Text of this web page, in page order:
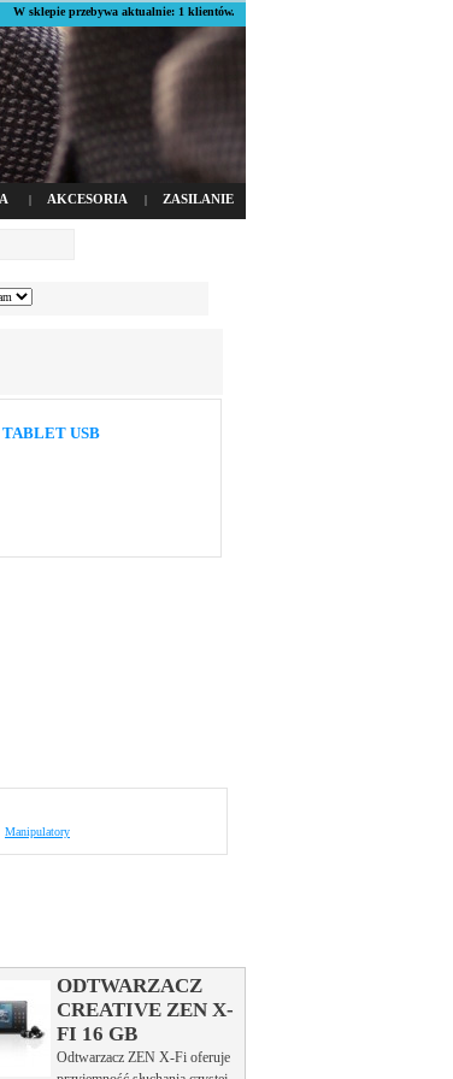
W sklepie przebywa aktualnie: 1 klientów.
| AKCESORIA | ZASILANIE
USB
Manipulatory
ODTWARZACZ
CREATIVE ZEN X-
FI 16 GB
Odtwarzacz ZEN X-Fi oferuje